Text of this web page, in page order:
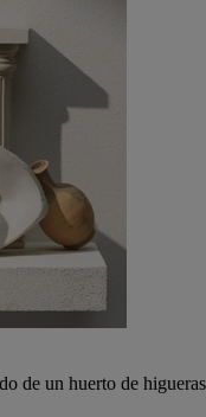
de un huerto de higueras